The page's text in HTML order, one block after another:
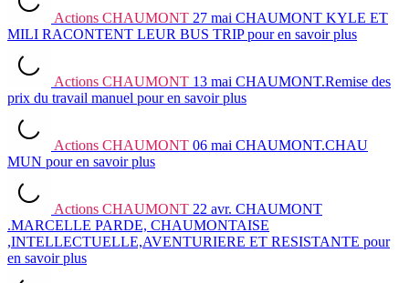
Actions CHAUMONT 27 mai CHAUMONT KYLE ET
MILI RACONTENT LEUR BUS TRIP pour en savoir plus
Actions CHAUMONT 13 mai CHAUMONT.Remise des
prix du travail manuel pour en savoir plus
Actions CHAUMONT 06 mai CHAUMONT.CHAU
MUN pour en savoir plus
Actions CHAUMONT 22 avr. CHAUMONT
.MARCELLE PARDE, CHAUMONTAISE
,INTELLECTUELLE,AVENTURIERE ET RESISTANTE pour
en savoir plus